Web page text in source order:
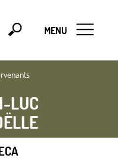
MENU
LUC